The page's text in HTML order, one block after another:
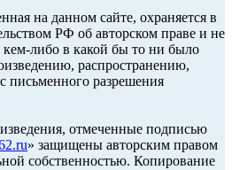
на данном сайте, охраняется в
РФ об авторском праве и не
либо в какой бы то ни было
распространению,
письменного разрешения
отмеченные подписью
» защищены авторским правом
собственностью. Копирование